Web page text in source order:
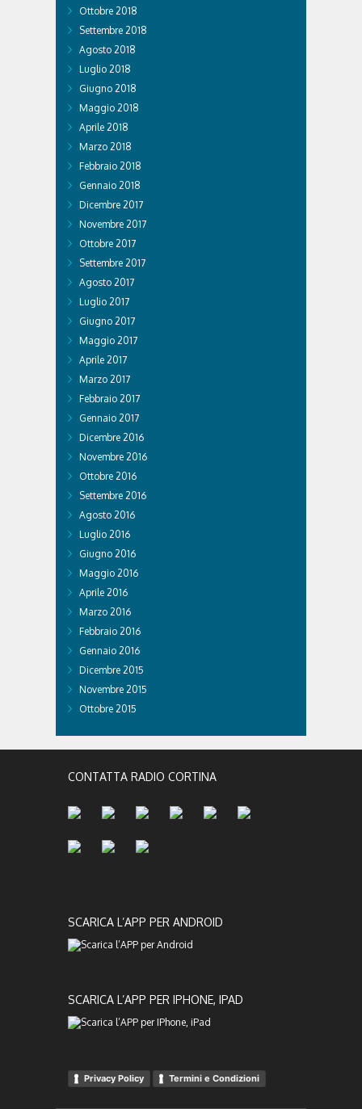
Ottobre 2018
Settembre 2018
Agosto 2018
Luglio 2018
Giugno 2018
Maggio 2018
Aprile 2018
Marzo 2018
Febbraio 2018
Gennaio 2018
Dicembre 2017
Novembre 2017
Ottobre 2017
Settembre 2017
Agosto 2017
Luglio 2017
Giugno 2017
Maggio 2017
Aprile 2017
Marzo 2017
Febbraio 2017
Gennaio 2017
Dicembre 2016
Novembre 2016
Ottobre 2016
Settembre 2016
Agosto 2016
Luglio 2016
Giugno 2016
Maggio 2016
Aprile 2016
Marzo 2016
Febbraio 2016
Gennaio 2016
Dicembre 2015
Novembre 2015
Ottobre 2015
CONTATTA RADIO CORTINA
SCARICA L’APP PER ANDROID
SCARICA L’APP PER IPHONE, IPAD
Privacy Policy Termini e Condizioni